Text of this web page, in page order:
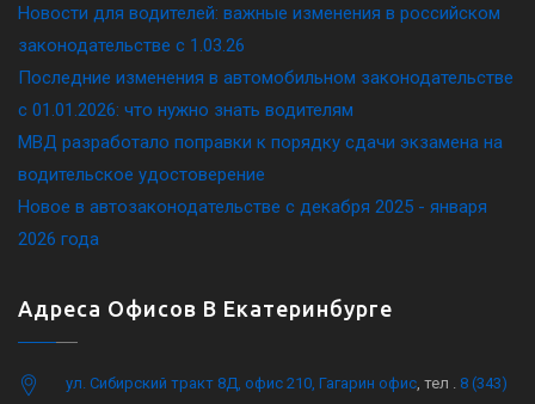
Новости для водителей: важные изменения в российском
законодательстве c 1.03.26
Последние изменения в автомобильном законодательстве
c 01.01.2026: что нужно знать водителям
МВД разработало поправки к порядку сдачи экзамена на
водительское удостоверение
Новое в автозаконодательстве с декабря 2025 - января
2026 года
Адреса Офисов В Екатеринбурге
ул. Сибирский тракт 8Д, офис 210, Гагарин офис , тел . 8 (343)